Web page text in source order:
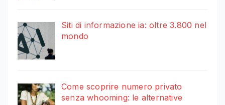
Siti di informazione ia: oltre 3.800 nel
mondo
Come scoprire numero privato
senza whooming: le alternative